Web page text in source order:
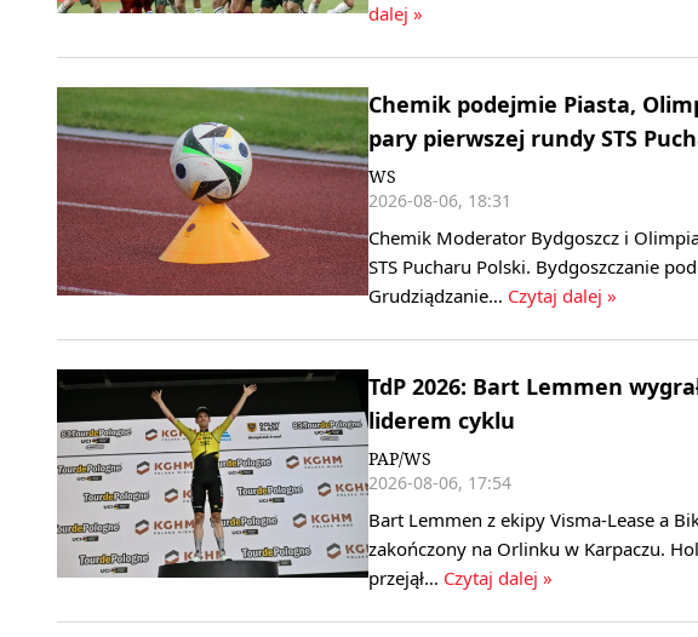
dalej »
Chemik podejmie Piasta,
pary pierwszej rundy STS
WS
2026-08-06, 18:31
Chemik Moderator Bydgoszcz i
STS Pucharu Polski. Bydgoszczanie
Grudziądzanie… Czytaj dalej »
TdP 2026: Bart Lemmen
liderem cyklu
PAP/WS
2026-08-06, 17:54
Bart Lemmen z ekipy Visma-Lease a
zakończony na Orlinku w Karpaczu.
przejął… Czytaj dalej »